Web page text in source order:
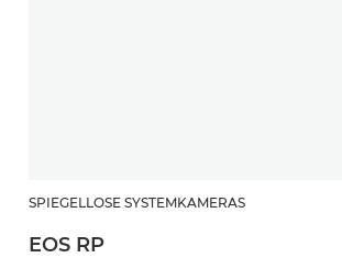
SPIEGELLOSE SYSTEMKAMERAS
EOS RP